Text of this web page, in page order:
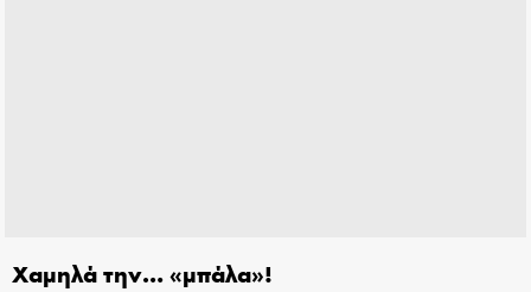
Χαμηλά την… «μπάλα»!